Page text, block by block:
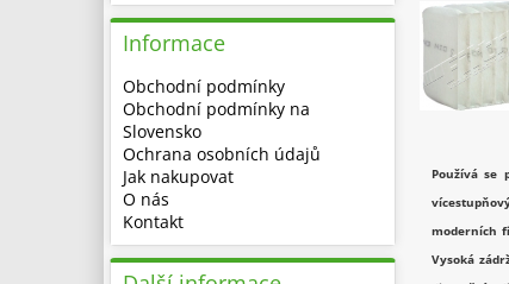
Používá se
moderních
Vysoká
Informace
Obchodní podmínky
Obchodní podmínky na
Slovensko
Ochrana osobních údajů
Jak nakupovat
O nás
Kontakt